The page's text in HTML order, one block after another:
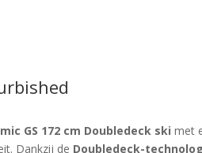
GS 172 cm Doubledeck ski met
Dankzij de Doubledeck-